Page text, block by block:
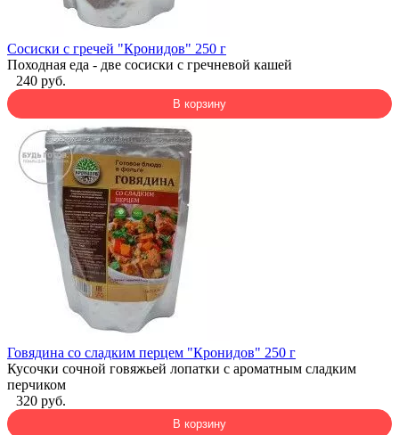
Сосиски с гречей "Кронидов" 250 г
Походная еда - две сосиски с гречневой кашей
240 руб.
В корзину
Говядина со сладким перцем "Кронидов" 250 г
Кусочки сочной говяжьей лопатки с ароматным сладким
перчиком
320 руб.
В корзину